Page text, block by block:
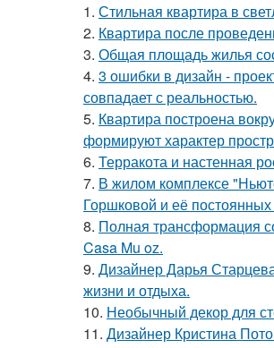
1. Стильная квартира в
2. Квартира после
3. Общая площадь жилья
4. 3 ошибки в дизайн -
совпадает с реальностью.
5. Квартира построена
формируют характер
6. Терракота и настенная
7. В жилом комплексе
Горшковой и её постоянных
8. Полная трансформация
Casa Mu oz.
9. Дизайнер Дарья
жизни и отдыха.
10. Необычный декор для
11. Дизайнер Кристина